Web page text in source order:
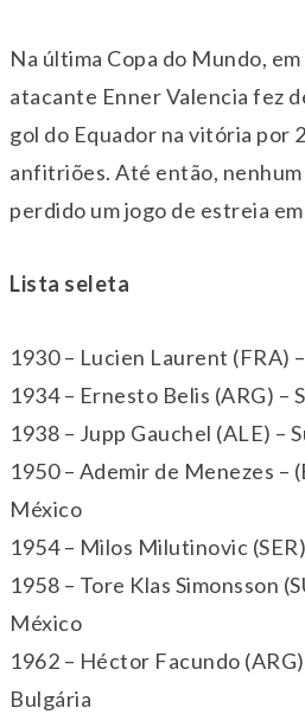
Na última Copa do Mundo,
atacante Enner Valencia fez
gol do Equador na vitória por
anfitriões. Até então, nenhum
perdido um jogo de estreia em
Lista seleta
1930 – Lucien Laurent (FRA)
1934 – Ernesto Belis (ARG) –
1938 – Jupp Gauchel (ALE) –
1950 – Ademir de Menezes –
México
1954 – Milos Milutinovic
1958 – Tore Klas Simonsson
México
1962 – Héctor Facundo
Bulgária